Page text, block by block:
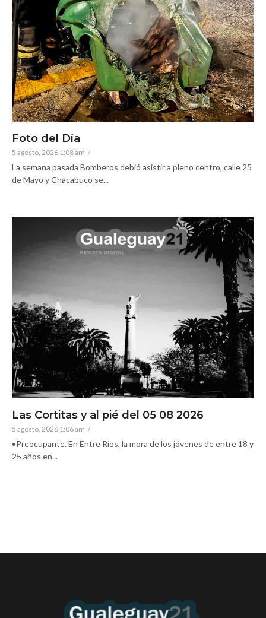
Foto del Día
5 agosto, 2026 1:08 am /
La semana pasada Bomberos debió asistir a pleno centro, calle 25
de Mayo y Chacabuco se...
Las Cortitas y al pié del 05 08 2026
5 agosto, 2026 1:06 am /
•Preocupante. En Entre Ríos, la mora de los jóvenes de entre 18 y
25 años en...